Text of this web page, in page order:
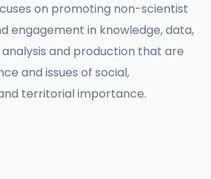
on promoting non-scientist
engagement in knowledge, data,
and production that are
and issues of social,
territorial importance.